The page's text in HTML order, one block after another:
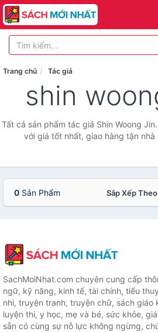
Trang chủ Tác giả
shin
Tất cả sản phẩm tác giả Shin Woong
với giá tốt nhất, giao hàng tận nhà
0 Sản Phẩm Sắp Xếp Theo
SachMoiNhat.com chuyên cung cấp
ngữ, kỹ năng, kinh tế, tài chính, tiểu
nhi, truyện tranh, truyện chữ, sách giáo
luyện thi, y học, mẹ và bé, sức khỏe,
sẵn có cùng sự nỗ lực không ngừng,